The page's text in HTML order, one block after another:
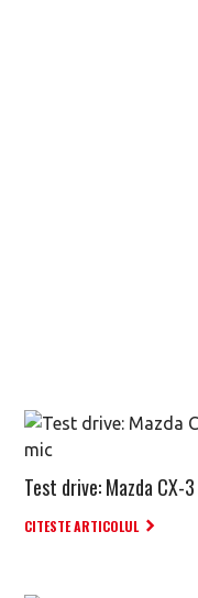
Test drive: Mazda
CITESTE ARTICOLUL